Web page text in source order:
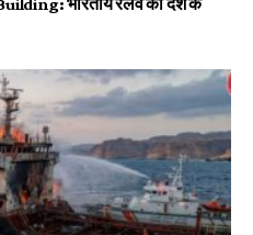
भारतीय रेलवे का देश के